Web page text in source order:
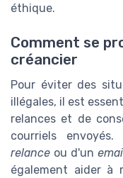
éthique.
Comment se
créancier
Pour éviter des
illégales, il est
relances et de
courriels
relance ou d'un
également aider à